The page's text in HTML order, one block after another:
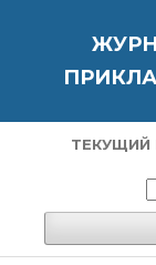
ТЕКУЩИЙ